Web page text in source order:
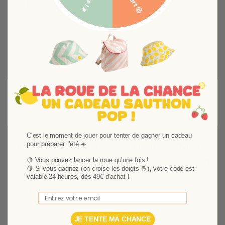
Matelas à langer petit modèle Céleste
Matelas à langer petit modèle Céleste : le confort de
bébé en toute quiétude.
75,99 €
14,90 €
Ajouter au
Suivant
C'est le moment de jouer pour tenter de gagner un cadeau
pour préparer l'été ☀️
🍋 Vous pouvez lancer la roue qu'une fois !
🍋 Si vous gagnez (on croise les doigts 🤞), votre code est
valable 24 heures, dès 49€ d'achat !
Email
JE TENTE MA CHANCE